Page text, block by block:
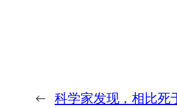
← 科学家发现，相比死